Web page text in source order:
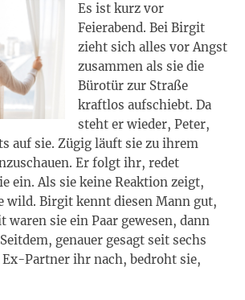
Es ist kurz vor
Feierabend. Bei Birgit
zieht sich alles vor Angst
zusammen als sie die
Bürotür zur Straße
kraftlos aufschiebt. Da
steht er wieder, Peter,
auf sie. Zügig läuft sie zu ihrem
Er folgt ihr, redet
ein. Als sie keine Reaktion zeigt,
wild. Birgit kennt diesen Mann gut,
waren sie ein Paar gewesen, dann
genauer gesagt seit sechs
Partner ihr nach, bedroht sie,